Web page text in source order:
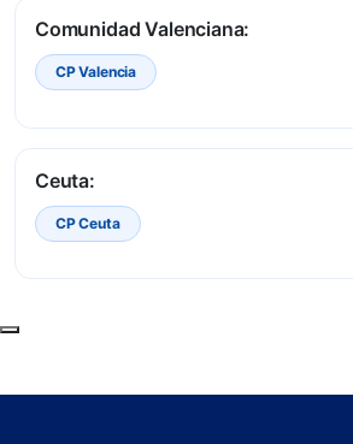
Comunidad Valenciana:
CP Valencia
Ceuta:
CP Ceuta